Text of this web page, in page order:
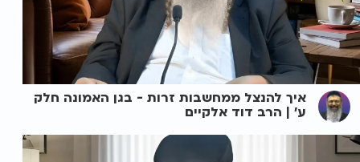
איך להנצל ממחשבות זרות - בגן האמונה חלק
ע' | הרב דוד אלקיים